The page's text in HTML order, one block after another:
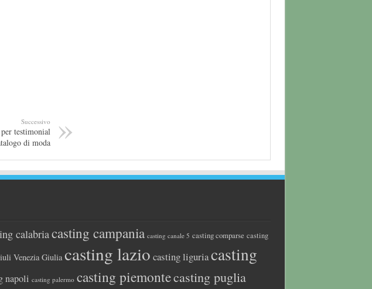
Successivo
testimonial
di moda
calabriacasting campania casting canale 5 casting comparse casting
Venezia Giulia casting lazio casting liguriacasting
napoli casting palermo casting piemontecasting puglia